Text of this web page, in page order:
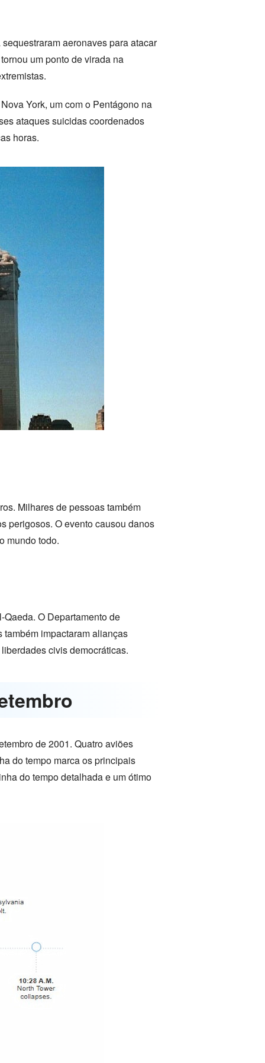
aeronaves para atacar
um ponto de virada na
York, um com o Pentágono na
ataques suicidas coordenados
horas.
Milhares de pessoas também
perigosos. O evento causou danos
mundo todo.
O Departamento de
impactaram alianças
civis democráticas.
de 2001. Quatro aviões
do tempo marca os principais
do tempo detalhada e um ótimo